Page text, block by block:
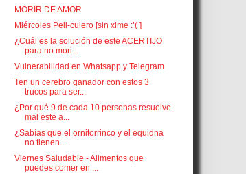
MORIR DE AMOR
Miércoles Peli-culero [sin xime :’( ]
¿Cuál es la solución de este ACERTIJO
para no mori...
Vulnerabilidad en Whatsapp y Telegram
Ten un cerebro ganador con estos 3
trucos para ser...
¿Por qué 9 de cada 10 personas resuelve
mal este a...
¿Sabías que el ornitorrinco y el equidna
no tienen...
Viernes Saludable - Alimentos que
puedes comer en ...